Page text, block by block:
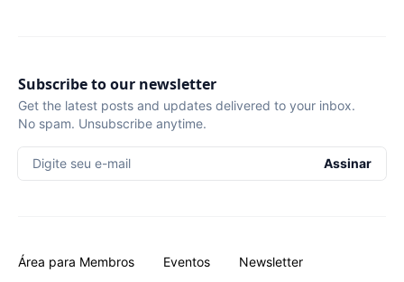
Subscribe to our newsletter
Get the latest posts and updates delivered to your inbox.
No spam. Unsubscribe anytime.
Digite seu e-mail Assinar
Área para Membros Eventos
Newsletter